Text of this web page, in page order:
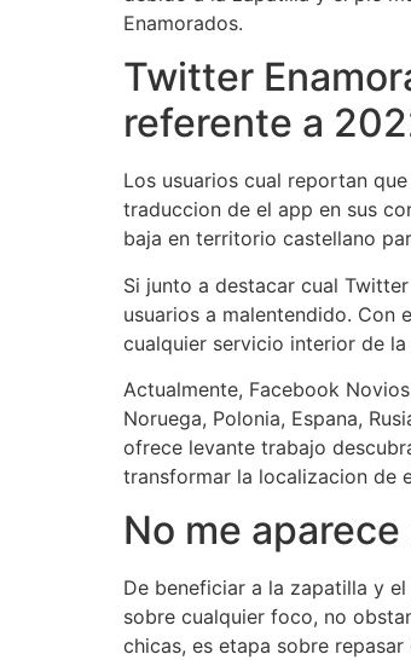
Enamorados.
Twitter
referente a
Los usuarios cual reportan
traduccion de el app en sus
baja en territorio castellano
Si junto a destacar cual
usuarios a malentendido. Con
cualquier servicio interior de
Actualmente, Facebook
Noruega, Polonia, Espana,
ofrece levante trabajo
transformar la localizacion de
No me
De beneficiar a la zapatilla y
sobre cualquier foco, no
chicas, es etapa sobre